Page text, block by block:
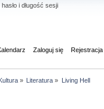
i długość sesji
Zaloguj się Rejestracja
» Literatura » Living Hell